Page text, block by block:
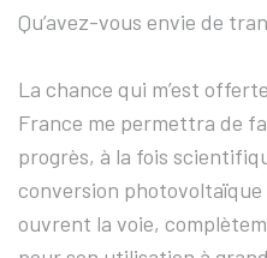
Qu’avez-vous envie de
La chance qui m’est
France me permettra de
progrès, à la fois
conversion photovoltaïque
ouvrent la voie,